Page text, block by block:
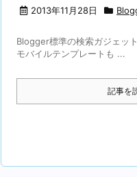
2013年11月28日
Blogger標準の検索ガジェッ
モバイルテンプレートも ...
記事を